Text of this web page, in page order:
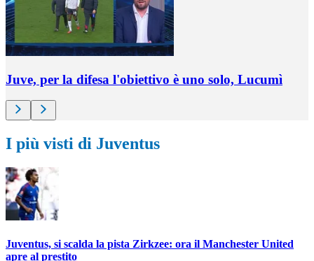
Juve, per la difesa l'obiettivo è uno solo, Lucumì
I più visti di Juventus
Juventus, si scalda la pista Zirkzee: ora il Manchester United
apre al prestito